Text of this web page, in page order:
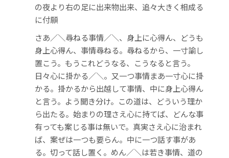
の夜より右の足に出来物出来、追々大きく相成る
に付願
さあ／＼尋ねる事情／＼、身上に心得ん、どうも
身上心得ん、事情尋ねる。尋ねるから、一寸諭し
置こう。もうこれどうなる、こうなると言う。
日々心に掛かる／＼。又一つ事情まあ一寸心に掛
かる。掛かるから出越して事情、中に身上心得ん
と言う。よう聞き分け。この道は、どういう理か
ら出たる。始まりの理さえ心に持てば、どんな事
有っても案じる事は無いで。真実さえ心に治まれ
ば、案ぜは一つも要らん。中に一つ話す事があ
る。切って話し置く。めん／＼は若き事情、道の